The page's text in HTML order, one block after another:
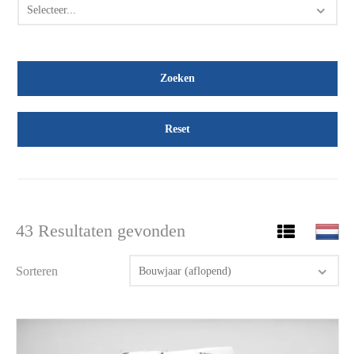
Selecteer...
Reset
43 Resultaten gevonden
Sorteren Bouwjaar (aflopend)